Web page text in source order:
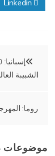
تصفّح
الشبيبة
روما:
موضوعات